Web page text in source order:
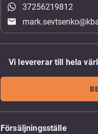
37256219812
Vi levererar till hela
Försäljningsställe